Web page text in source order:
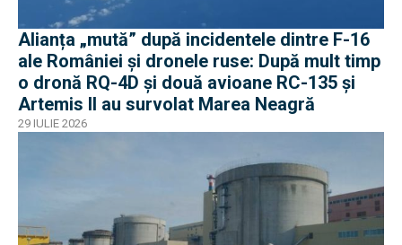
Alianța „mută” după incidentele dintre F-16
ale României și dronele ruse: După mult timp
o dronă RQ-4D și două avioane RC-135 și
Artemis II au survolat Marea Neagră
29 IULIE 2026